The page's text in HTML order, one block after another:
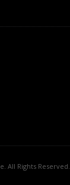
All Rights Reserved.